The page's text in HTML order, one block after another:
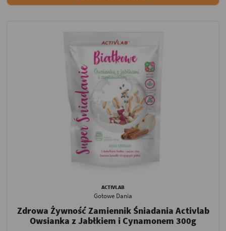
ACTIVLAB
Gotowe Dania
Zdrowa Żywność Zamiennik Śniadania Activlab
Owsianka z Jabłkiem i Cynamonem 300g